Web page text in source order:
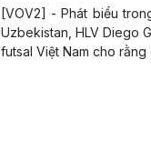
[VOV2] - Phát biểu
Uzbekistan, HLV Diego
futsal Việt Nam cho